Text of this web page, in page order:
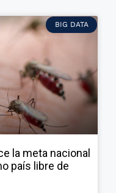
BIG DATA
la meta nacional
país libre de